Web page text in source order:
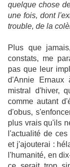
quelque chose
une fois, dont
trouble, de la
Plus que
constats, me
pas que leur
d'Annie Ernaux
mistral d'hiver,
comme autant
d'obus,
plus vrais qu'ils
l'actualité de
et j'ajouterai :
l'humanité, en